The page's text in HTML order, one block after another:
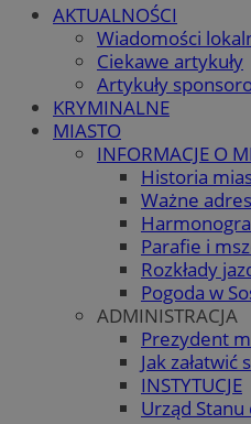
AKTUALNOŚCI
Wiadomości
Ciekawe artykuły
Artykuły
KRYMINALNE
MIASTO
INFORMACJE O
Historia
Ważne
Parafie i
Rozkłady
Pogoda w
ADMINISTRACJA
Prezydent
Jak
INSTYTUCJE
Urząd